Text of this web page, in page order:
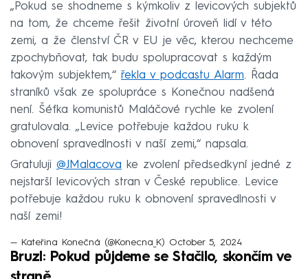
„Pokud se shodneme s kýmkoliv z levicových subjektů
na tom, že chceme řešit životní úroveň lidí v této
zemi, a že členství ČR v EU je věc, kterou nechceme
zpochybňovat, tak budu spolupracovat s každým
takovým subjektem,“ řekla v podcastu Alarm. Řada
straníků však ze spolupráce s Konečnou nadšená
není. Šéfka komunistů Maláčové rychle ke zvolení
gratulovala. „Levice potřebuje každou ruku k
obnovení spravedlnosti v naší zemi,“ napsala.
Gratuluji @JMalacova ke zvolení předsedkyní jedné z
nejstarší levicových stran v České republice. Levice
potřebuje každou ruku k obnovení spravedlnosti v
naší zemi!
— Kateřina Konečná (@Konecna_K) October 5, 2024
Bruzl: Pokud půjdeme se Stačilo, skončím ve